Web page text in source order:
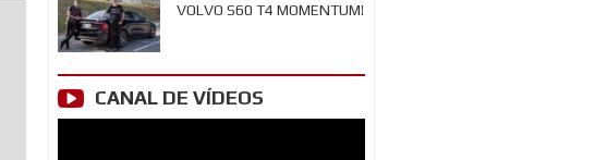
VOLVO S60 T4 MOMENTUM!
CANAL DE VÍDEOS